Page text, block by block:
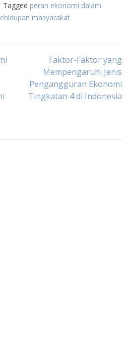
Tagged peran ekonomi dalam
masyarakat
Faktor-Faktor yang
Mempengaruhi Jenis
Pengangguran Ekonomi
Tingkatan 4 di Indonesia